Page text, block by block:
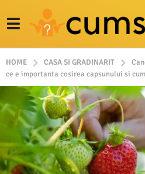
HOME CASA SI GRADINARIT
ce e importanta cosirea capsunului si